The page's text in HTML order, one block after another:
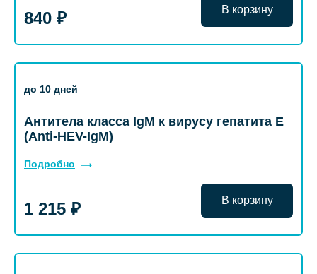
840 ₽ В корзину
до 10 дней
Антитела класса IgM к вирусу гепатита Е
(Anti-HEV-IgM)
Подробно
1 215 ₽ В корзину